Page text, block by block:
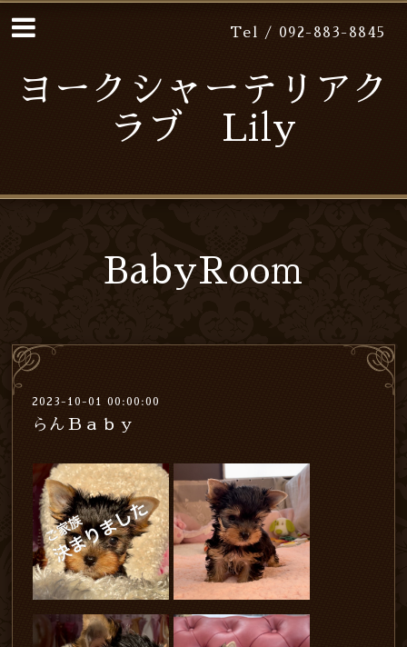
Tel / 092-883-8845
ヨークシャーテリアク
ラブ Lily
BabyRoom
2023-10-01 00:00:00
らんＢａｂｙ